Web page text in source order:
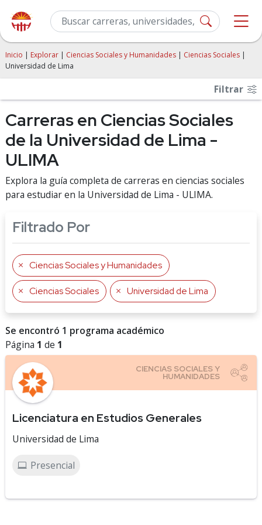
Inicio | Explorar | Ciencias Sociales y Humanidades | Ciencias Sociales |
Universidad de Lima
Filtrar
Carreras en Ciencias Sociales
de la Universidad de Lima -
ULIMA
Explora la guía completa de carreras en ciencias sociales
para estudiar en la Universidad de Lima - ULIMA.
Filtrado Por
Ciencias Sociales y Humanidades
Ciencias Sociales Universidad de Lima
Se encontró 1 programa académico
Página 1 de 1
Licenciatura en Estudios Generales
Universidad de Lima
Presencial